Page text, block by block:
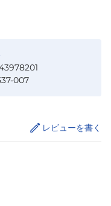
007
レビューを書く